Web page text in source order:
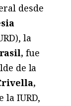
desde
la
fue
de la
la IURD,